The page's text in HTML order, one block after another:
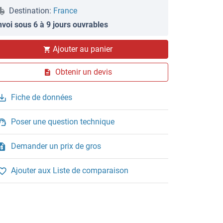
Destination: France
sous 6 à 9 jours ouvrables
Ajouter au panier
Obtenir un devis
Fiche de données
Poser une question technique
Demander un prix de gros
Ajouter aux Liste de comparaison